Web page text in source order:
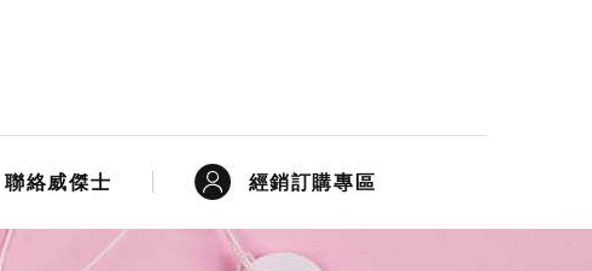
聯絡威傑士 經銷訂購專區